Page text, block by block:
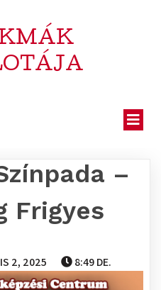
–
Frigyes
2, 2025 8:49 DE.